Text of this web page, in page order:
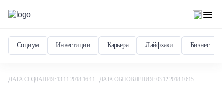
Социум Инвестиции Карьера Лайфхаки Бизнес
ДАТА СОЗДАНИЯ: 13.11.2018 16:11 · ДАТА ОБНОВЛЕНИЯ: 03.12.2018 10:15